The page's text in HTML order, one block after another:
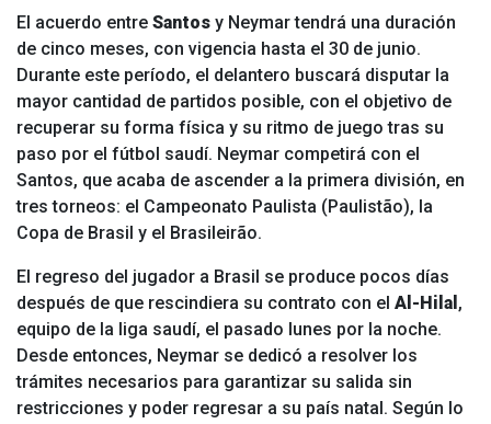
El acuerdo entre Santos y Neymar tendrá una duración
de cinco meses, con vigencia hasta el 30 de junio.
Durante este período, el delantero buscará disputar la
mayor cantidad de partidos posible, con el objetivo de
recuperar su forma física y su ritmo de juego tras su
paso por el fútbol saudí. Neymar competirá con el
Santos, que acaba de ascender a la primera división, en
tres torneos: el Campeonato Paulista (Paulistão), la
Copa de Brasil y el Brasileirão.
El regreso del jugador a Brasil se produce pocos días
después de que rescindiera su contrato con el Al-Hilal ,
equipo de la liga saudí, el pasado lunes por la noche.
Desde entonces, Neymar se dedicó a resolver los
trámites necesarios para garantizar su salida sin
restricciones y poder regresar a su país natal. Según lo